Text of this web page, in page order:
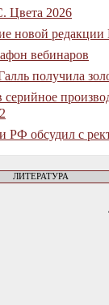
Цвета 2026
новой
вебинаров
получила
обсудил с
ЛИТЕРАТУРА